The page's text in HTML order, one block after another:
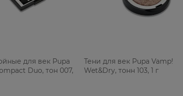
для век Pupa
Duo, тон 007,
Тени для век Pupa Vamp!
Wet&Dry, тонн 103, 1 г